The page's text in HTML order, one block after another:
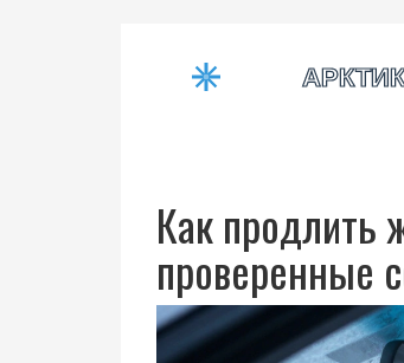
Как продлить
проверенные